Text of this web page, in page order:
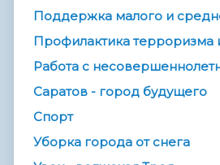
Поддержка малого и
Профилактика терроризма
Работа с
Саратов - город будущего
Спорт
Уборка города от снега